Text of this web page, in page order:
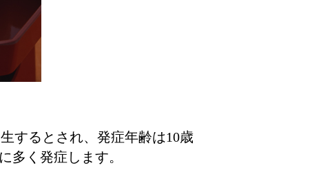
するとされ、発症年齢は10歳
多く発症します。